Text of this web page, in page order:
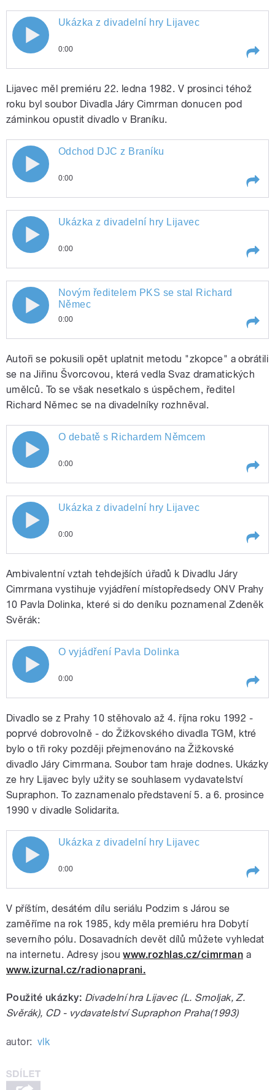
pause
pause
pause
Ukázka z divadelní hry Lijavec
0:00
Lijavec měl premiéru 22. ledna 1982. V prosinci téhož
roku byl soubor Divadla Járy Cimrman donucen pod
záminkou opustit divadlo v Braníku.
Play /
Odchod DJC z Braníku
0:00
Odchod DJC z Braníku
Play /
pause
Ukázka z divadelní hry Lijavec
0:00
Ukázka z divadelní hry Lijavec
pause
Novým ředitelem PKS se stal Richard
Němec
0:00
Autoři se pokusili opět uplatnit metodu "zkopce" a obrátili
se na Jiřinu Švorcovou, která vedla Svaz dramatických
umělců. To se však nesetkalo s úspěchem, ředitel
Richard Němec se na divadelníky rozhněval.
Play /
pause
O debatě s Richardem Němcem
0:00
O debatě s Richardem Němcem
pause
Ukázka z divadelní hry Lijavec
0:00
Ambivalentní vztah tehdejších úřadů k Divadlu Járy
Cimrmana vystihuje vyjádření místopředsedy ONV Prahy
10 Pavla Dolinka, které si do deníku poznamenal Zdeněk
Svěrák:
pause
O vyjádření Pavla Dolinka
0:00
Divadlo se z Prahy 10 stěhovalo až 4. října roku 1992 -
poprvé dobrovolně - do Žižkovského divadla TGM, ktré
bylo o tři roky později přejmenováno na Žižkovské
divadlo Járy Cimrmana. Soubor tam hraje dodnes. Ukázky
ze hry Lijavec byly užity se souhlasem vydavatelství
Supraphon. To zaznamenalo představení 5. a 6. prosince
1990 v divadle Solidarita.
pause
Ukázka z divadelní hry Lijavec
0:00
V příštím, desátém dílu seriálu Podzim s Járou se
zaměříme na rok 1985, kdy měla premiéru hra Dobytí
severního pólu. Dosavadních devět dílů můžete vyhledat
na internetu. Adresy jsouwww.rozhlas.cz/cimrman a
www.izurnal.cz/radionaprani.
Použité ukázky: Divadelní hra Lijavec (L. Smoljak, Z.
Svěrák), CD - vydavatelství Supraphon Praha(1993)
autor: vlk